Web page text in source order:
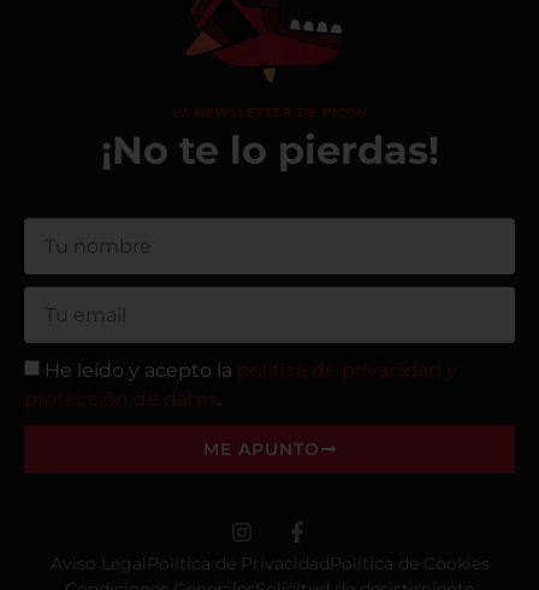
LA NEWSLETTER DE PICÓN
¡No te lo pierdas!
He leído y acepto la política de privacidad y
protección de datos.
ME APUNTO
Aviso Legal Política de PrivacidadPolítica de Cookies